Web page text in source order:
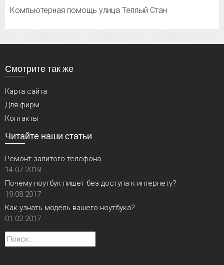
Компьютерная помощь улица Теплый Стан
Смотрите так же
Карта сайта
Для фирм
Контакты
Читайте наши статьи
Ремонт залитого телефона
14.07.2019
Почему ноутбук пишет без доступа к интернету?
19.08.2017
Как узнать модель вашего ноутбука?
01.02.2017
Найти: